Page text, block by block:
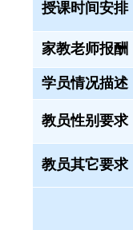
授课时间安排
家教老师报酬
学员情况描述
教员性别要求
教员其它要求